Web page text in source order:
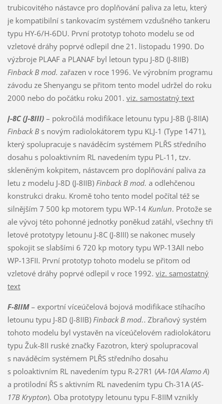
trubicovitého nástavce pro doplňování paliva za letu, který
je kompatibilní s tankovacím systémem vzdušného tankeru
typu HY-6/H-6DU. První prototyp tohoto modelu se od
vzletové dráhy poprvé odlepil dne 21. listopadu 1990. Do
výzbroje PLAAF a PLANAF byl letoun typu J-8D (J-8IIB)
Finback B mod. zařazen v roce 1996. Ve výrobním programu
závodu ze Shenyangu se přitom tento model udržel do roku
2000 nebo do počátku roku 2001. viz. samostatný text
J-8C (J-8III) – pokročilá modifikace letounu typu J-8B (J-8IIA)
Finback Bs novým radiolokátorem typu KLJ-1 (Type 1471),
který spolupracuje s naváděcím systémem PLŘS středního
dosahu s poloaktivním RL navedením typu PL-11, tzv.
skleněným kokpitem, nástavcem pro doplňování paliva za
letu z modelu J-8D (J-8IIB) Finback B mod. a odlehčenou
konstrukci draku. Kromě toho tento model počítal též se
silnějším 7 500 kp motorem typu WP-14 Kunlun. Protože se
ale vývoj této pohonné jednotky poněkud zatáhl, všechny tři
letové prototypy letounu J-8C (J-8III) se nakonec musely
spokojit se slabšími 6 720 kp motory typu WP-13AII nebo
WP-13FII. První prototyp tohoto modelu se přitom od
vzletové dráhy poprvé odlepil v roce 1992. viz. samostatný
text
F-8IIM– exportní víceúčelová bojová modifikace stíhacího
letounu typu J-8D (J-8IIB) Finback B mod.. Zbraňový systém
tohoto modelu byl vystavěn na víceúčelovém radiolokátoru
typu Žuk-8II ruské značky Fazotron, který spolupracoval
s naváděcím systémem PLŘS středního dosahu
s poloaktivním RL navedením typu R-27R1 (AA-10A Alamo A)
a protilodní ŘS s aktivním RL navedením typu Ch-31A (AS-
17B Krypton). Oba prototypy letounu typu F-8IIM vznikly